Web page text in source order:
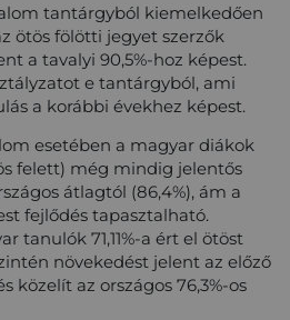
tantárgyból kiemelkedően
ötös fölötti jegyet szerzők
a tavalyi 90,5%-hoz képest.
e tantárgyból, ami
a korábbi évekhez képest.
esetében a magyar diákok
felett) még mindig jelentős
átlagtól (86,4%), ám a
fejlődés tapasztalható.
tanulók 71,11%-a ért el ötöst
növekedést jelent az előző
közelít az országos 76,3%-os